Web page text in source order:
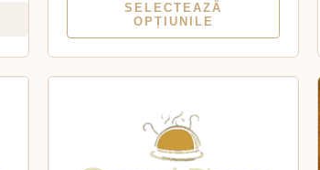
SELECTEAZĂ
OPȚIUNILE